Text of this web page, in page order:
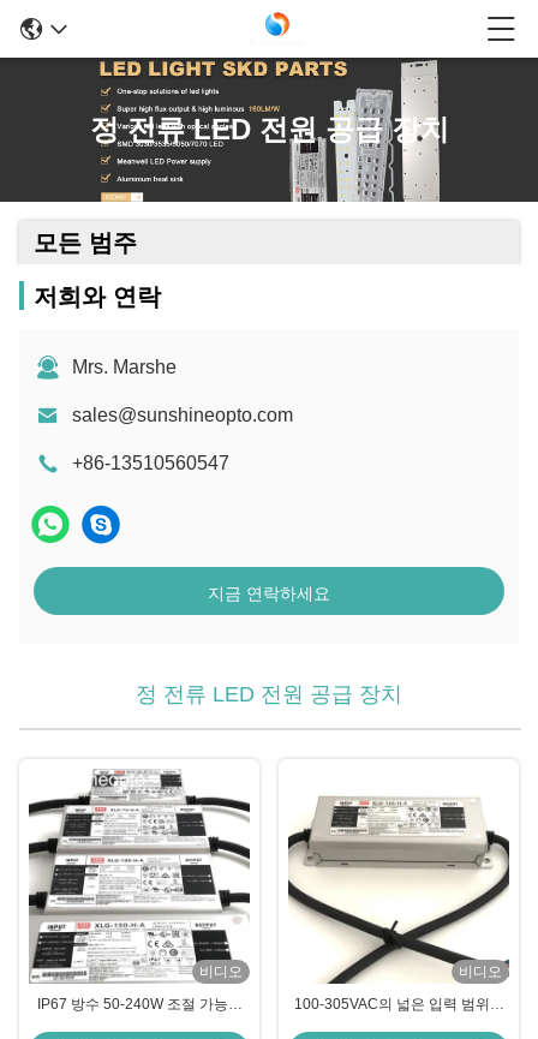
정 전류 LED 전원 공급 장치
모든 범주
저희와 연락
Mrs. Marshe
sales@sunshineopto.com
+86-13510560547
지금 연락하세요
정 전류 LED 전원 공급 장치
비디오
IP67 방수 50-240W 조절 가능한
비디오
100-305VAC의 넓은 입력 범위와